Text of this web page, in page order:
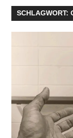
SCHLAGWORT: